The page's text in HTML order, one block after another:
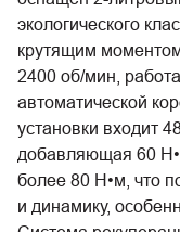
экологического
крутящим
2400 об/мин,
автоматической
установки входит
добавляющая 60
более 80 Н•м, что
и динамику,